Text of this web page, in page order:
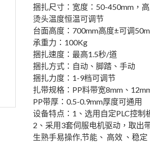
捆扎尺寸：宽度：50-450mm，
烫头温度恒温可调节
台面高度：700mm高度±可调
承重力：100Kg
捆扎速度：最高1.5秒/道
捆扎方式：自动、脚踏、手动
捆扎力度：1-9档可调节
扎带规格：PP料带宽8mm、
PP带厚：0.5-0.9mm厚度可通用
设备特点：1、选用自定PLC控制
2、采用3套伺服电机驱动，取出
生熟手易操作,节能、 高效 、稳定